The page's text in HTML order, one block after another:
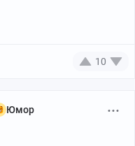
10
Юмор